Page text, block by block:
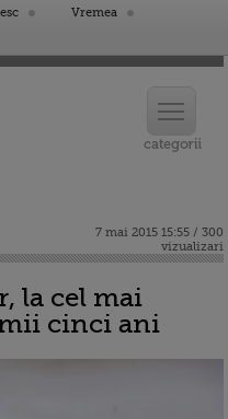
Vremea
7 mai 2015 15:55 / 300
vizualizari
la cel mai
cinci ani